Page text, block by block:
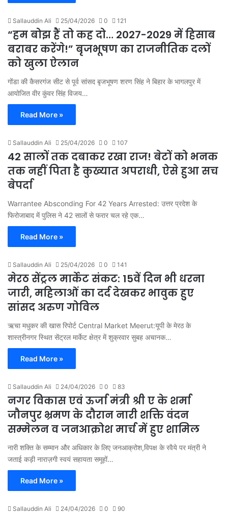
Sallauddin Ali 25/04/2026 0 121
“हम बोझ हैं तो कह दो… 2027-2029 में हिसाब
बराबर करेंगे!” बृजभूषण का राजनीतिक दलों
को खुला ऐलान
गोंडा की कैसरगंज सीट से पूर्व सांसद बृजभूषण शरण सिंह ने बिहार के भागलपुर में
आयोजित वीर कुंवर सिंह विजय…
Read More »
Sallauddin Ali 25/04/2026 0 107
42 सालों तक दबाकर रखा राज! बेटों को भनक
तक नहीं पिता है कुख्यात अपराधी, ऐसे हुआ सच
बेपर्दा
Warrantee Absconding For 42 Years Arrested: उत्तर प्रदेश के
फिरोजाबाद में पुलिस ने 42 सालों से फरार चल रहे एक…
Read More »
Sallauddin Ali 25/04/2026 0 141
मेरठ सेंट्रल मार्केट संकट: 15वें दिन भी धरना
जारी, महिलाओं का दर्द देखकर भावुक हुए
सांसद अरुण गोविल
ऋचा मधुकर की खास रिपोर्ट Central Market Meerut:यूपी के मेरठ के
शास्त्रीनगर स्थित सेंट्रल मार्केट क्षेत्र में शुक्रवार सुबह अचानक…
Read More »
Sallauddin Ali 24/04/2026 0 83
नगर विकास एवं ऊर्जा मंत्री श्री ए के शर्मा
जौनपुर भ्रमण के दौरान नारी शक्ति वंदन
सम्मेलन व जनआक्रोश मार्च में हुए शामिल
नारी शक्ति के सम्मान और अधिकार के लिए जनआक्रोश,विपक्ष के रवैये पर मंत्री ने
जताई कड़ी नाराज़गी स्वयं सहायता समूहों…
Read More »
Sallauddin Ali 24/04/2026 0 90